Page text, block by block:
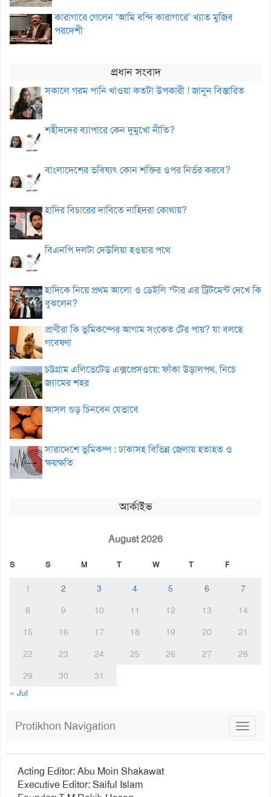
কারাগারে গেলেন ‘আমি বন্দি কারাগারে’ খ্যাত মুজিব
পরদেশী
প্রধান সংবাদ
সকালে গরম পানি খাওয়া কতটা উপকারী ! জানুন বিস্তারিত
শহীদদের ব্যাপারে কেন দুমুখো নীতি?
বাংলাদেশের ভবিষ্যৎ কোন শক্তির ওপর নির্ভর করবে?
হাদির বিচারের দাবিতে নাহিদরা কোথায়?
বিএনপি দলটা দেউলিয়া হওয়ার পথে
হাদিকে নিয়ে প্রথম আলো ও ডেইলি স্টার এর ট্রিটমেন্ট দেখে কি
বুঝলেন?
প্রাণীরা কি ভূমিকম্পের আগাম সংকেত টের পায়? যা বলছে
গবেষণা
চট্টগ্রাম এলিভেটেড এক্সপ্রেসওয়ে: ফাঁকা উড়ালপথ, নিচে
জ্যামের শহর
আসল গুড় চিনবেন যেভাবে
সারাদেশে ভূমিকম্প : ঢাকাসহ বিভিন্ন জেলায় হতাহত ও
ক্ষয়ক্ষতি
আর্কাইভ
August 2026
S S M T W T F
1 2 3 4 5 6
7
8
9 10 11 12 13
14
15
16 17 18 19 20
21
22
23 24 25 26 27
28
29
30
31
« Jul
Toggle
Protikhon Navigation
Acting Editor: Abu Moin Shakawat
Executive Editor: Saiful Islam